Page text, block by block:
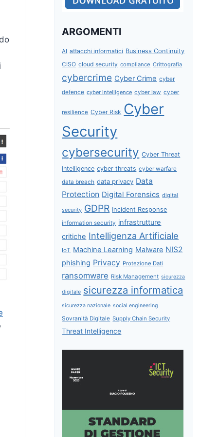
ARGOMENTI
AI attacchi informatici Business Continuity
CISO cloud security compliance Crittografia
cybercrime Cyber Crime cyber
defence cyber intelligence cyber law cyber
resilience Cyber Risk Cyber
Security
cybersecurity Cyber Threat
Intelligence cyber threats cyber warfare
data breach data privacy Data
Protection Digital Forensics digital
security GDPR Incident Response
information security infrastrutture
critiche Intelligenza Artificiale
IoT Machine Learning Malware NIS2
phishing Privacy Protezione Dati
ransomware Risk Management sicurezza
digitale sicurezza informatica
sicurezza nazionale social engineering
Sovranità Digitale Supply Chain Security
Threat Intelligence